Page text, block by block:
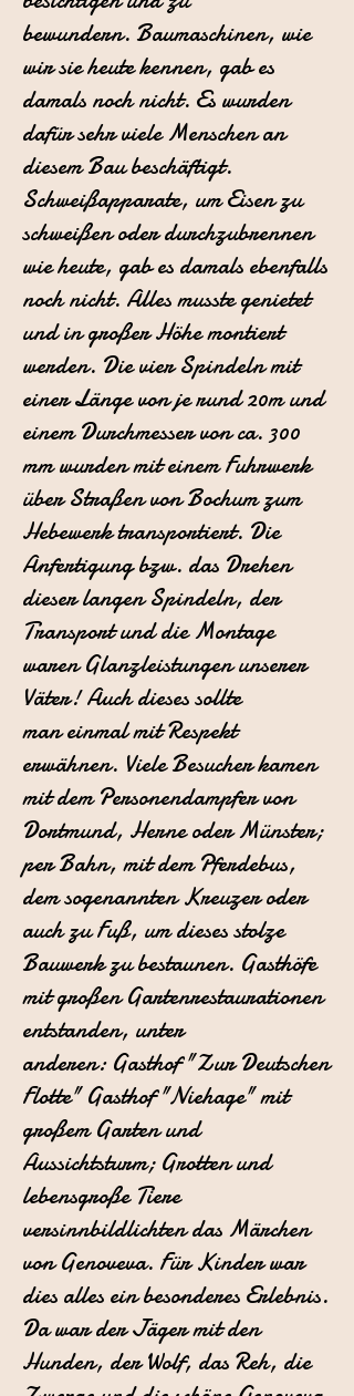
bewundern. Baumaschinen, wie
wir sie heute kennen, gab es
damals noch nicht. Es wurden
dafür sehr viele Menschen an
diesem Bau beschäftigt.
Schweißapparate, um Eisen zu
schweißen oder durchzubrennen
wie heute, gab es damals ebenfalls
noch nicht. Alles musste genietet
und in großer Höhe montiert
werden. Die vier Spindeln mit
einer Länge von je rund 20m und
einemDurchmesser von ca. 300
mm wurden mit einem Fuhrwerk
über Straßenvon Bochum zum
Hebewerk transportiert. Die
Anfertigung bzw. das Drehen
dieser langen Spindeln, der
Transportund die Montage
waren Glanzleistungen unserer
Väter! Auch dieses sollte
man einmal mit Respekt
erwähnen. Viele Besucher kamen
mit dem Personendampfer von
Dortmund, Herneoder Münster;
per Bahn, mit dem Pferdebus,
dem sogenannten Kreuzeroder
auch zu Fuß, um dieses stolze
Bauwerk zu bestaunen. Gasthöfe
mit großen Gartenrestaurationen
entstanden, unter
anderen: Gasthof "Zur Deutschen
Flotte"Gasthof "Niehage" mit
großem Garten und
Aussichtsturm; Grotten und
lebensgroße Tiere
versinnbildlichten das Märchen
von Genoveva. Für Kinder war
dies alles ein besonderes Erlebnis.
Da war der Jäger mitden
Hunden, der Wolf, das Reh, die